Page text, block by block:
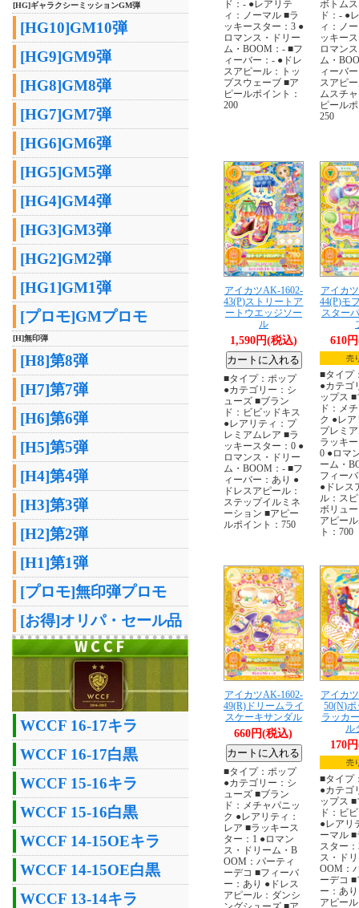
[HG]ギャラクシーミッションGM弾
[HG10]GM10弾
[HG9]GM9弾
[HG8]GM8弾
[HG7]GM7弾
[HG6]GM6弾
[HG5]GM5弾
[HG4]GM4弾
[HG3]GM3弾
[HG2]GM2弾
[HG1]GM1弾
[プロモ]GMプロモ
[H]無印弾
[H8]第8弾
[H7]第7弾
[H6]第6弾
[H5]第5弾
[H4]第4弾
[H3]第3弾
[H2]第2弾
[H1]第1弾
[プロモ]無印弾プロモ
[お得]オリパ・セール品
WCCF 16-17キラ
WCCF 16-17白黒
WCCF 15-16キラ
WCCF 15-16白黒
WCCF 14-15OEキラ
WCCF 14-15OE白黒
WCCF 13-14キラ
ド：- ●レアリテ
ィ：ノーマル ■ラ
ッキースター：3 ●
ロマンス・ドリー
ム・BOOM：- ■フ
ィーバー：- ●ドレ
スアピール：トッ
プスウェーブ ■ア
ピールポイント：
200
ボトム
ド：- ●
ィ：ノ
ッキー
ロマン
ム・
ィーバ
スアピ
ムスチ
ピール
250
アイカツAK-1602-
43(P)ストリートア
ートウエッジソー
ル
1,590円(税込)
■タイプ：ポップ
●カテゴリー：シ
ューズ ■ブラン
ド：ビビッドキス
●レアリティ：プ
レミアムレア ■ラ
ッキースター：0 ●
ロマンス・ドリー
ム・BOOM：- ■フ
ィーバー：あり ●
ドレスアピール：
ステップイルミネ
ーション ■アピー
ルポイント：750
アイカ
44(P)モ
スター
610
売
■タイプ
●カテゴ
ップス
ド：メ
ク ●レ
プレミ
ラッキ
0 ●ロマ
ーム・
フィー
●ドレス
ル：ス
ボリュ
アピー
ト：700
アイカツAK-1602-
49(R)ドリームライ
スケーキサンダル
660円(税込)
■タイプ：ポップ
●カテゴリー：シ
ューズ ■ブラン
ド：メチャパニッ
ク ●レアリティ：
レア ■ラッキース
ター：1 ●ロマン
ス・ドリーム・B
OOM：パーティ
ーデコ ■フィーバ
ー：あり ●ドレス
アピール：ダンシ
アイカ
50(N)
ラッカ
ル
170
売
■タイプ
●カテゴ
ップス
ド：ビ
●レアリ
ーマル
スター
ス・ド
OOM：
ーデコ
ー：あ
アピー